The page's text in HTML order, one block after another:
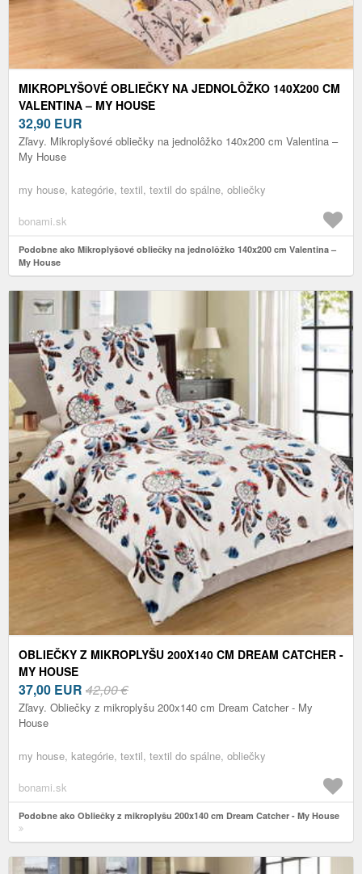
MIKROPLYŠOVÉ OBLIEČKY NA JEDNOLÔŽKO 140X200 CM
VALENTINA – MY HOUSE
32,90 EUR
Zľavy. Mikroplyšové obliečky na jednolôžko 140x200 cm Valentina –
My House
my house, kategórie, textil, textil do spálne, obliečky
bonami.sk
Podobne ako Mikroplyšové obliečky na jednolôžko 140x200 cm Valentina –
My House
OBLIEČKY Z MIKROPLYŠU 200X140 CM DREAM CATCHER -
MY HOUSE
37,00 EUR 42,00 €
Zľavy. Obliečky z mikroplyšu 200x140 cm Dream Catcher - My
House
my house, kategórie, textil, textil do spálne, obliečky
bonami.sk
Podobne ako Obliečky z mikroplyšu 200x140 cm Dream Catcher - My House